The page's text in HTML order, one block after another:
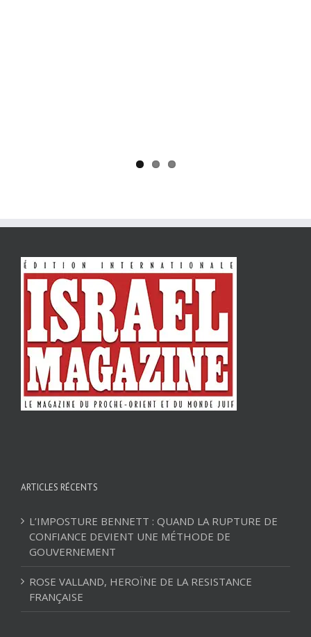
ARTICLES RÉCENTS
L’IMPOSTURE BENNETT : QUAND LA RUPTURE DE
CONFIANCE DEVIENT UNE MÉTHODE DE
GOUVERNEMENT
ROSE VALLAND, HEROÏNE DE LA RESISTANCE
FRANÇAISE